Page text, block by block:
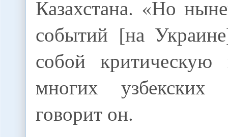
Казахстана. «Но
событий [на
собой критическую
многих
говорит он.